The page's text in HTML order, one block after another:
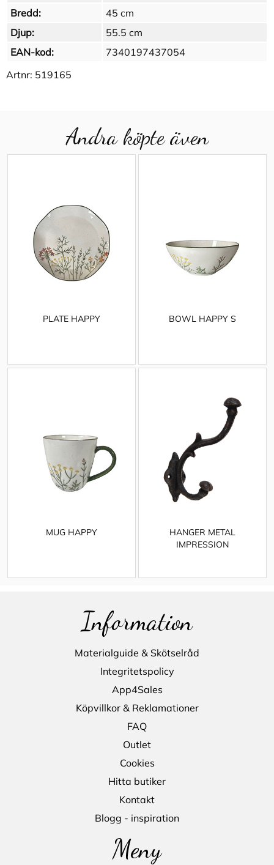
Bredd:
45 cm
Djup:
55.5 cm
EAN-kod:
7340197437054
Artnr: 519165
Andra köpte även
PLATE HAPPY BOWL HAPPY S
MUG HAPPY
HANGER METAL
IMPRESSION
Information
Materialguide & Skötselråd
Integritetspolicy
App4Sales
Köpvillkor & Reklamationer
FAQ
Outlet
Cookies
Hitta butiker
Kontakt
Blogg - inspiration
Meny